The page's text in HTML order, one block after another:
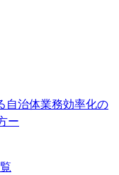
自治体業務効率化の
ー